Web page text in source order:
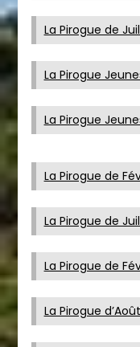
La Pirogue de
La Pirogue
La Pirogue
La Pirogue de
La Pirogue de
La Pirogue de
La Pirogue